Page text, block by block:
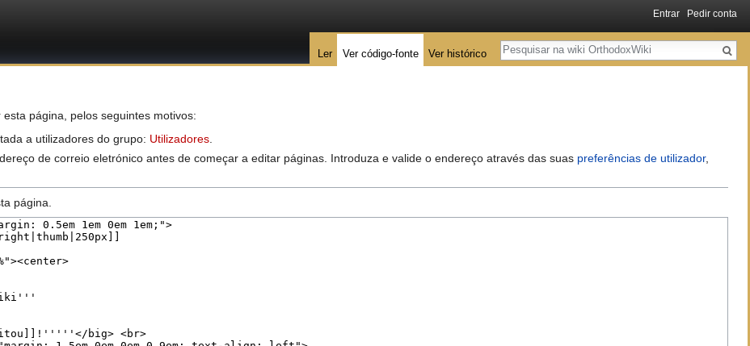
página, pelos seguintes motivos:
a utilizadores do grupo: Utilizadores.
de correio eletrónico antes de começar a editar páginas. Introduza e valide o endereço através das suas preferências de utilizador,
página.
Entrar Pedir conta
Ler Ver código-fonte Ver histórico
Pesquisa